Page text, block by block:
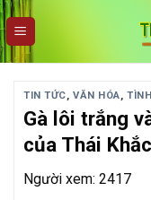
Skip
to
content
TIN TỨC,VĂN HÓA,
Gà lôi trắng
của Thái
Người xem: 2417